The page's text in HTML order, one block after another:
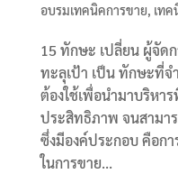
อบรมเทคนิคการขาย, เท
15 ทักษะ เปลี่ยน ผู้จัด
ทะลุเป้า เป็น ทักษะที่จ
ต้องใช้เพื่อนำมาบริหา
ประสิทธิภาพ จนสามา
ซึ่งมีองค์ประกอบ คือกา
ในการขาย...